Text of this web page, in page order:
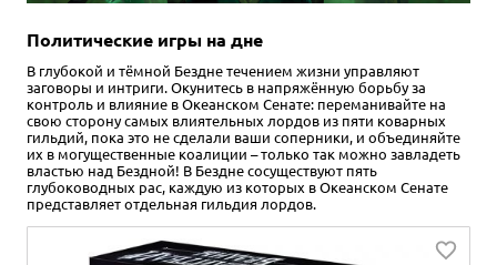
Политические игры на дне
В глубокой и тёмной Бездне течением жизни управляют
заговоры и интриги. Окунитесь в напряжённую борьбу за
контроль и влияние в Океанском Сенате: переманивайте на
свою сторону самых влиятельных лордов из пяти коварных
гильдий, пока это не сделали ваши соперники, и объединяйте
их в могущественные коалиции – только так можно завладеть
властью над Бездной! В Бездне сосуществуют пять
глубоководных рас, каждую из которых в Океанском Сенате
представляет отдельная гильдия лордов.